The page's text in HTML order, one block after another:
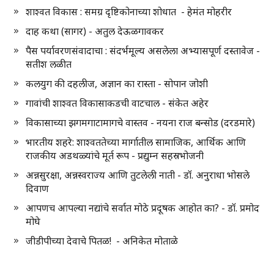
शाश्वत विकास : समग्र दृष्टिकोनाच्या शोधात - हेमंत मोहरीर
दाह कथा (सागर) - अतुल देऊळगावकर
पैस पर्यावरणसंवादाचा : संदर्भमूल्य असलेला अभ्यासपूर्ण दस्तावेज -
सतीश लळीत
कलयुग की दहलीज, अज्ञान का रास्ता - सोपान जोशी
गावांची शाश्वत विकासाकडची वाटचाल - संकेत अहेर
विकासाच्या झगमगाटामागचे वास्तव - नयना राज बन्सोड (दरडमारे)
भारतीय शहरे: शाश्वततेच्या मार्गातील सामाजिक, आर्थिक आणि
राजकीय अडथळ्यांचे मूर्त रूप - प्रद्युम्न सहस्रभोजनी
अन्नसुरक्षा, अन्नस्वराज्य आणि तुटलेली नाती - डॉ. अनुराधा भोसले
दिवाण
आपणच आपल्या नद्यांचे सर्वात मोठे प्रदूषक आहोत का? - डॉ. प्रमोद
मोघे
जीडीपीच्या देवाचे पितळ! - अनिकेत मोताळे